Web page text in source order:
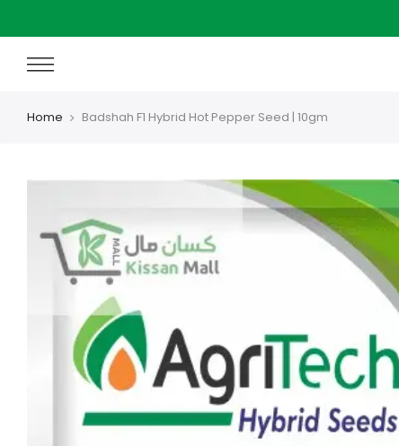
content
Home Badshah F1 Hybrid Hot Pepper Seed | 10gm